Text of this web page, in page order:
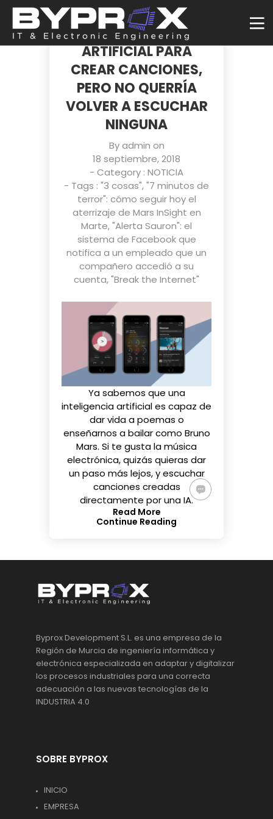
HE PROBADO UNA
INTELIGENCIA
ARTIFICIAL PARA
CREAR CANCIONES,
PERO NO QUERRÍA
VOLVER A ESCUCHAR
NINGUNA
Byadmin on
18 septiembre, 2018
- Category : NOTICIA
- Tags : "3 cosas","7 minutos de
terror": cómo seguir hoy el
aterrizaje de Mars InSight en
Marte,"Alerta Sauron": el
sistema de Facebook que
notifica a un empleado que un
compañero accedió a su
cuenta,"Break the Internet"
Ya sabemos que una
inteligencia artificial es capaz de
dar vida a poemas o
enseñarnos a bailar como Bruno
Mars. Si te gusta la música
electrónica, quizás quieras dar
un paso más lejos, y escuchar
canciones creadas
directamente por una IA.
Read More
Continue Reading
Byprox Development S.L. es una empresa de la
Región de Murcia de ingeniería informática y
electrónica especializada en adaptar y digitalizar
los procesos industriales para una correcta
adecuación a las nuevas tecnologías de la
INDUSTRIA 4.0
SOBRE BYPROX
INICIO
EMPRESA